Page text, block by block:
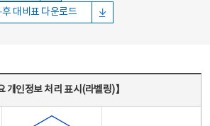
대비표 다운로드
개인정보 처리 표시(라벨링)】